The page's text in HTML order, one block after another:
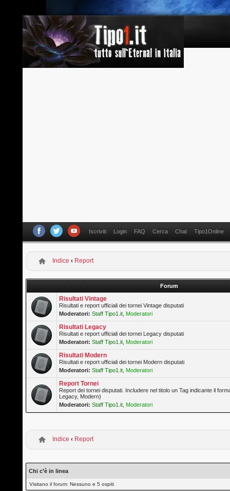
Iscriviti Login FAQ Cerca Chat Tipo1Online
Indice ‹ Report
Forum
Risultati Vintage
Risultati e report ufficiali dei tornei Vintage disputati
Moderatori: Staff Tipo1.it Moderatori
Risultati Legacy
Risultati e report ufficiali dei tornei Legacy disputati
Moderatori: Staff Tipo1.it Moderatori
Risultati Modern
Risultati e report ufficiali dei tornei Modern disputati
Moderatori: Staff Tipo1.it Moderatori
Report Tornei
Report dei tornei disputati. Includere nel titolo un Tag indicante il
Legacy, Modern)
Moderatori: Staff Tipo1.it Moderatori
Indice ‹ Report
Chi c’è in linea
Visitano il forum: Nessuno e 5 ospiti